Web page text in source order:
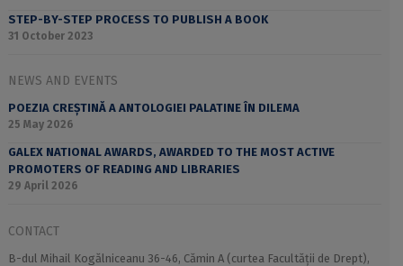
STEP-BY-STEP PROCESS TO PUBLISH A BOOK
31 October 2023
NEWS AND EVENTS
POEZIA CREȘTINĂ A ANTOLOGIEI PALATINE ÎN DILEMA
25 May 2026
GALEX NATIONAL AWARDS, AWARDED TO THE MOST ACTIVE
PROMOTERS OF READING AND LIBRARIES
29 April 2026
CONTACT
B-dul Mihail Kogălniceanu 36-46, Cămin A (curtea Facultății de Drept),